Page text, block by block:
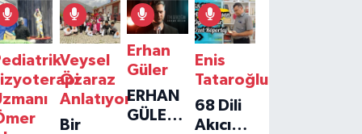
Veysel
Özaraz
Anlatıyor
Bir
Erhan
Güler
ERHAN
GÜLER'IN
Enis
Tataroğlu
68 Dili
Akıcı